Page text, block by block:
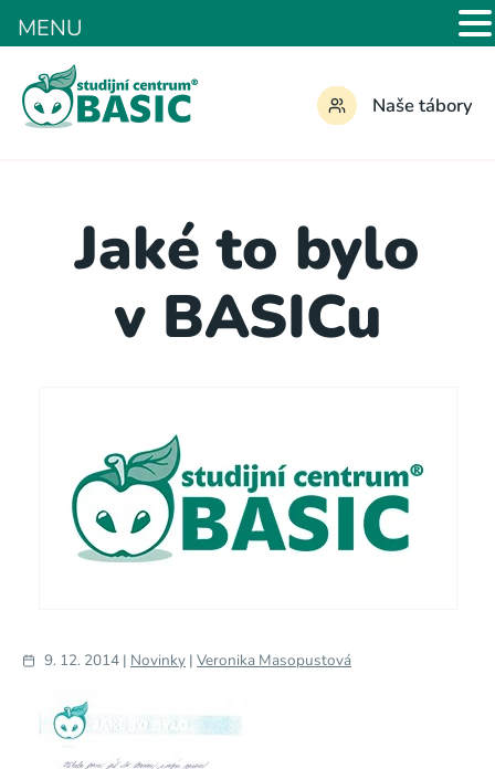
Naše tábory
Jaké to bylo
v BASICu
9. 12. 2014 | Novinky | Veronika Masopustová
MENU